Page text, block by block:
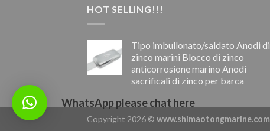
HOT SELLING!!!
Tipo imbullonato/saldato Anodi di
zinco marini Blocco di zinco
anticorrosione marino Anodi
sacrificali di zinco per barca
Copyright 2026 © www.shimaotongmarine.com
WhatsApp please chat here